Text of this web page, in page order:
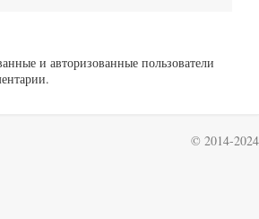
и авторизованные пользователи
© 2014-2024